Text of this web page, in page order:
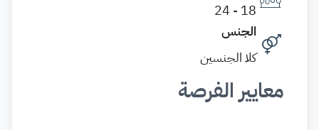
18 - 24
الجنس
كلا الجنسين
معايير الفرصة